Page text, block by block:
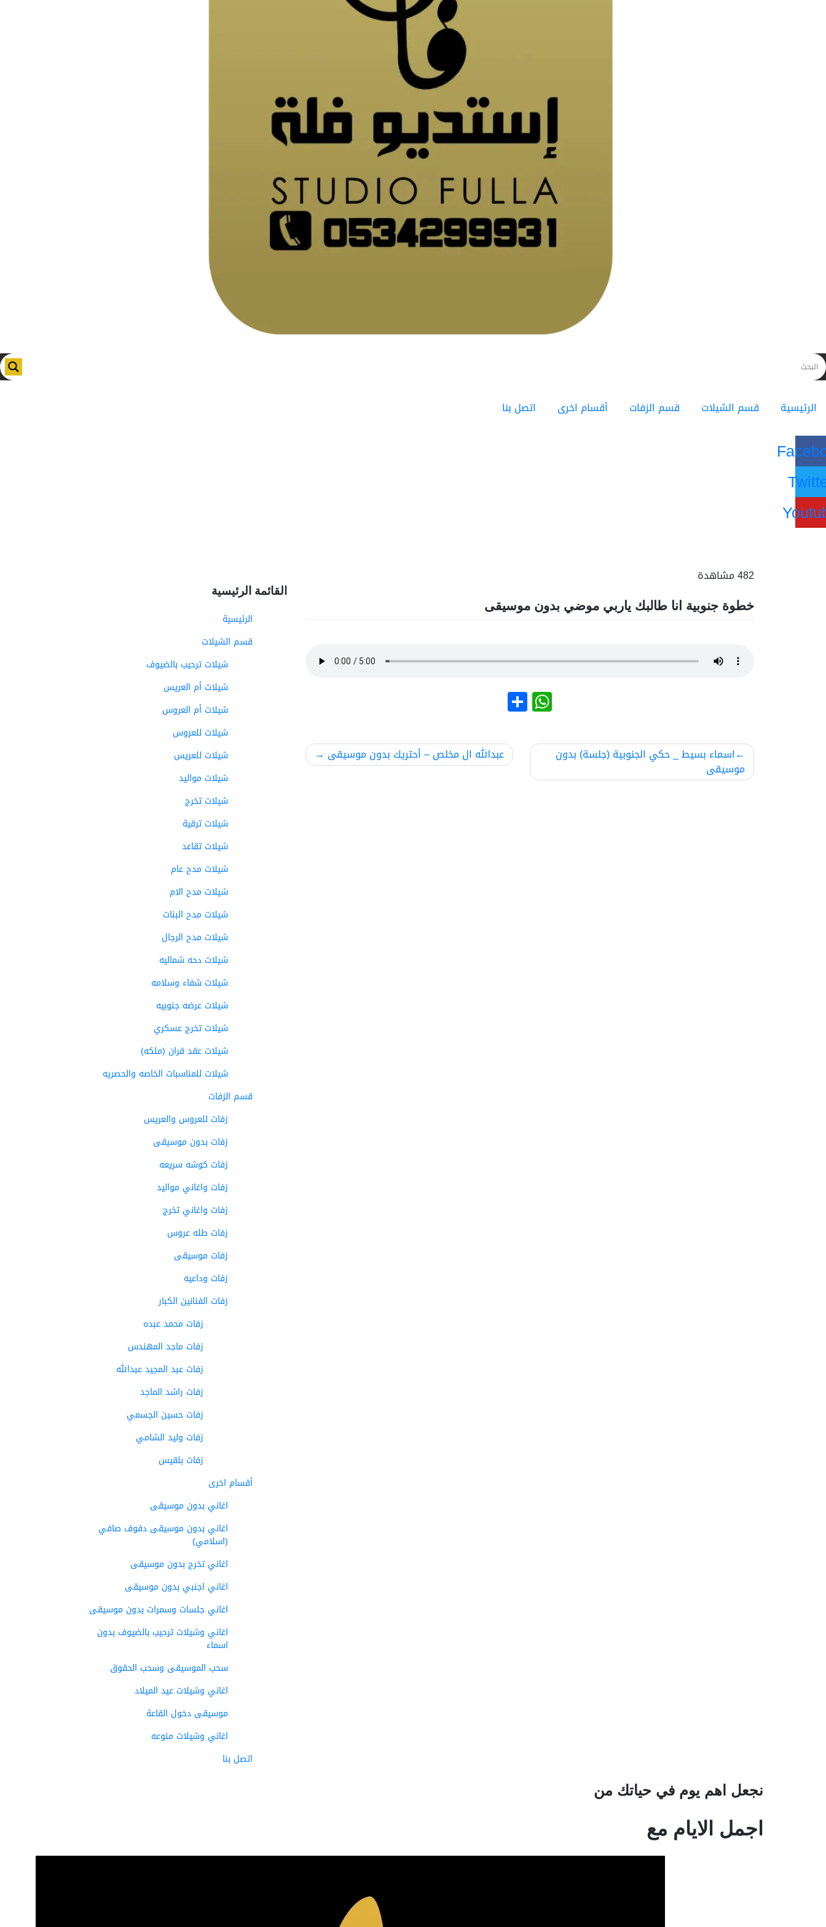
الرئيسية قسم الشيلات قسم الزفات أقسام اخرى اتصل بنا
482 مشاهدة
خطوة جنوبية انا طالبك ياربي موضي بدون موسيقى
WhatsApp
تصفّح
المقالات
اسماء بسيط _ حكي الجنوبية (جلسة) بدون
موسيقى
عبدالله ال مخلص – أحتريك بدون موسيقى
القائمة الرئيسية
الرئيسية
قسم الشيلات
شيلات ترحيب بالضيوف
شيلات أم العريس
شيلات أم العروس
شيلات للعروس
شيلات للعريس
شيلات مواليد
شيلات تخرج
شيلات ترقية
شيلات تقاعد
شيلات مدح عام
شيلات مدح الام
شيلات مدح البنات
شيلات مدح الرجال
شيلات دحه شماليه
شيلات شفاء وسلامه
شيلات عرضه جنوبيه
شيلات تخرج عسكري
شيلات عقد قران (ملكه)
شيلات للمناسبات الخاصه والحصريه
قسم الزفات
زفات للعروس والعريس
زفات بدون موسيقى
زفات كوشه سريعه
زفات واغاني مواليد
زفات واغاني تخرج
زفات طله عروس
زفات موسيقى
زفات وداعيه
زفات الفنانين الكبار
زفات محمد عبده
زفات ماجد المهندس
زفات عبد المجيد عبدالله
زفات راشد الماجد
زفات حسين الجسمي
زفات وليد الشامي
زفات بلقيس
أقسام اخرى
اغاني بدون موسيقى
اغاني بدون موسيقى دفوف صافي
(اسلامي)
اغاني تخرج بدون موسيقى
اغاني اجنبي بدون موسيقى
اغاني جلسات وسمرات بدون موسيقى
اغاني وشيلات ترحيب بالضيوف بدون
اسماء
سحب الموسيقى وسحب الحقوق
اغاني وشيلات عيد الميلاد
موسيقى دخول القاعة
اغاني وشيلات منوعه
اتصل بنا
نجعل اهم يوم في حياتك من
اجمل الايام مع